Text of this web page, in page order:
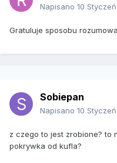
Napisano 10
Gratuluje sposobu
Sobiepan
Napisano 10
z czego to jest zrobione? to
pokrywka od kufla?